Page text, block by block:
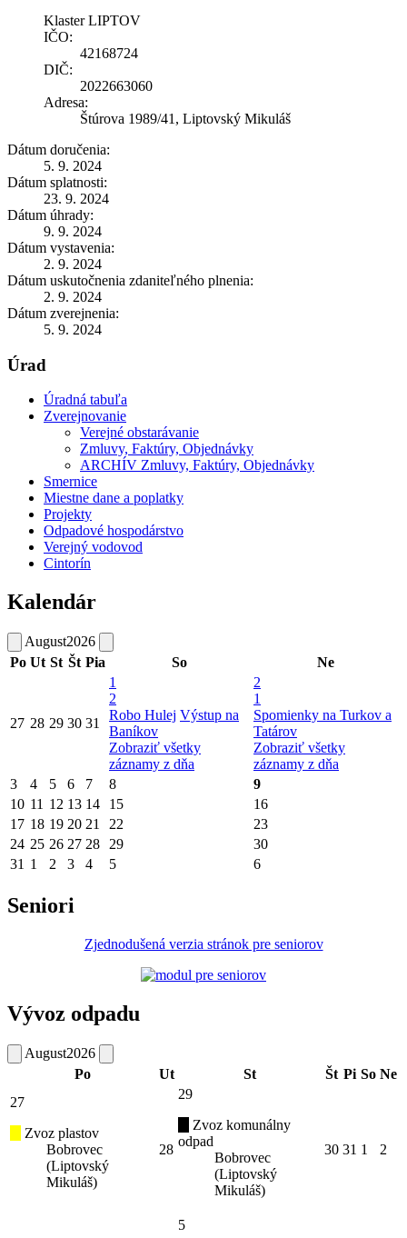
Klaster LIPTOV
IČO:
42168724
DIČ:
2022663060
Adresa:
Štúrova 1989/41, Liptovský Mikuláš
Dátum doručenia:
5. 9. 2024
Dátum splatnosti:
23. 9. 2024
Dátum úhrady:
9. 9. 2024
Dátum vystavenia:
2. 9. 2024
Dátum uskutočnenia zdaniteľného plnenia:
2. 9. 2024
Dátum zverejnenia:
5. 9. 2024
Úrad
Úradná tabuľa
Zverejnovanie
Verejné obstarávanie
Zmluvy, Faktúry, Objednávky
ARCHÍV Zmluvy, Faktúry, Objednávky
Smernice
Miestne dane a poplatky
Projekty
Odpadové hospodárstvo
Verejný vodovod
Cintorín
Kalendár
August2026
Po Ut St Št Pia So Ne
27 28 29 30 31
1
2
Robo Hulej Výstup na
Baníkov
Zobraziť všetky
záznamy z dňa
2
1
Spomienky na Turkov a
Tatárov
Zobraziť všetky
záznamy z dňa
3
4 5 6 7 8
9
10 11 12 13 14 15
16
17 18 19 20 21 22
23
24 25 26 27 28 29
30
31 1 2 3 4 5 6
Seniori
Zjednodušená verzia stránok pre seniorov
Vývoz odpadu
August2026
Po
Ut St Št Pi So Ne
27
Zvoz plastov
Bobrovec
(Liptovský
Mikuláš)
28
29
Zvoz komunálny
odpad
Bobrovec
(Liptovský
Mikuláš)
30 31 1 2
5